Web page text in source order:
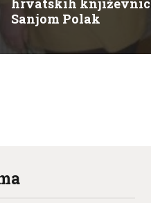
hrvatskih
Sanjom Polak